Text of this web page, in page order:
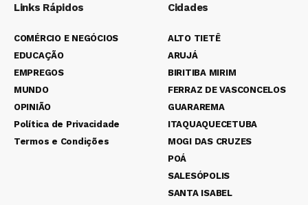
Links Rápidos
COMÉRCIO E NEGÓCIOS
EDUCAÇÃO
EMPREGOS
MUNDO
OPINIÃO
Política de Privacidade
Termos e Condições
Cidades
ALTO TIETÊ
ARUJÁ
BIRITIBA MIRIM
FERRAZ DE VASCONCELOS
GUARAREMA
ITAQUAQUECETUBA
MOGI DAS CRUZES
POÁ
SALESÓPOLIS
SANTA ISABEL